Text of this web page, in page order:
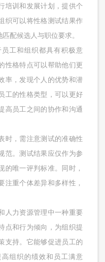
培训和发展计划，提供个
织可以将性格测试结果作
配候选人与职位要求。
工和组织都具有积极意
性格特点可以帮助他们更
率，发现个人的优势和潜
工的性格类型，可以更好
高员工之间的协作和沟通
时，需注意测试的准确性
范。测试结果应仅作为参
的唯一评判标准。同时，
注重个体差异和多样性，
人力资源管理中一种重要
点和行为倾向，为组织提
支持。它能够促进员工的
组织的绩效和员工满意